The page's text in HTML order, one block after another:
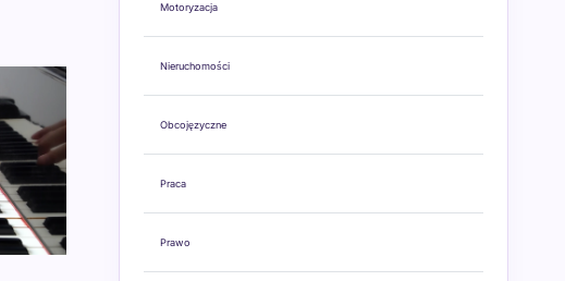
Motoryzacja
Nieruchomości
Obcojęzyczne
Praca
Prawo